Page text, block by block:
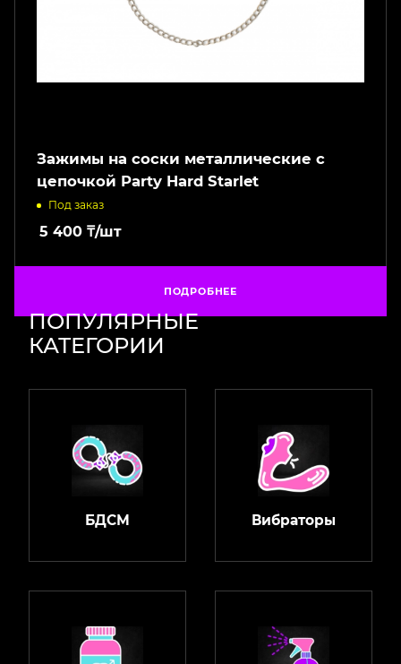
Зажимы на соски металлические с
цепочкой Party Hard Starlet
Под заказ
5 400 ₸/шт
ПОДРОБНЕЕ
ПОПУЛЯРНЫЕ
КАТЕГОРИИ
БДСМ Вибраторы